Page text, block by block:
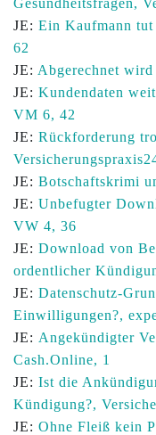
Gesundheitsfragen,
JE: Ein Kaufmann tut
62
JE: Abgerechnet
JE: Kundendaten
VM 6, 42
JE: Rückforderung
JE: Botschaftskrimi
JE: Unbefugter
VW 4, 36
JE: Download von
ordentlicher
JE: Datenschutz-
Einwilligungen?,
JE: Angekündigter
Cash.Online, 1
JE: Ist die
Kündigung?,
JE: Ohne Fleiß kein